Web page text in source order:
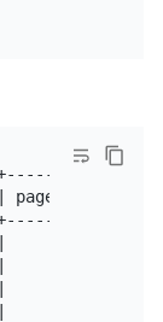
+
page_size |
+
1000 |
1000 |
1000 |
1000 |